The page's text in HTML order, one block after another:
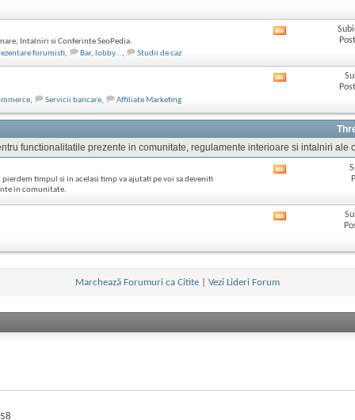
ul
Intalniri si Conferinte SeoPedia.
forumisti, Bar, lobby..., Studii de caz
ul
, Servicii bancare, Affiliate Marketing
ul
forum
functionalitatile prezente in comunitate, regulamente interioare si intalniri ale
timpul si in acelasi timp va ajutati pe voi sa deveniti
in comunitate.
ul
ul
Marchează Forumuri ca Citite Vezi Lideri Forum
58